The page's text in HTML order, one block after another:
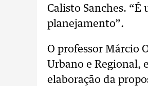
Calisto Sanches.
planejamento”.
O professor Márcio
Urbano e Regional,
elaboração da